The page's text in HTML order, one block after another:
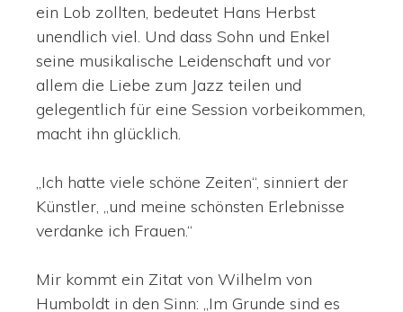
ein Lob zollten, bedeutet Hans Herbst
unendlich viel. Und dass Sohn und Enkel
seine musikalische Leidenschaft und vor
allem die Liebe zum Jazz teilen und
gelegentlich für eine Session vorbeikommen,
macht ihn glücklich.
„Ich hatte viele schöne Zeiten“, sinniert der
Künstler, „und meine schönsten Erlebnisse
verdanke ich Frauen.“
Mir kommt ein Zitat von Wilhelm von
Humboldt in den Sinn: „Im Grunde sind es